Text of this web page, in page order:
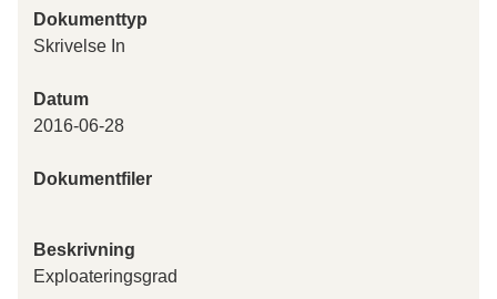
Dokumenttyp
Skrivelse In
Datum
2016-06-28
Dokumentfiler
Beskrivning
Exploateringsgrad